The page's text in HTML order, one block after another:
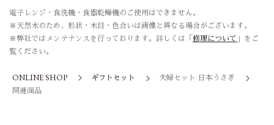
電子レンジ・食洗機・食器乾燥機のご使用はできません。
※天然木のため、形状・木目・色合いは画像と異なる場合がございます。
※弊社ではメンテナンスを行っております。詳しくは「 修理について 」をご
覧ください。
ONLINE SHOP ギフトセット
夫婦セット 日本うさぎ
関連商品